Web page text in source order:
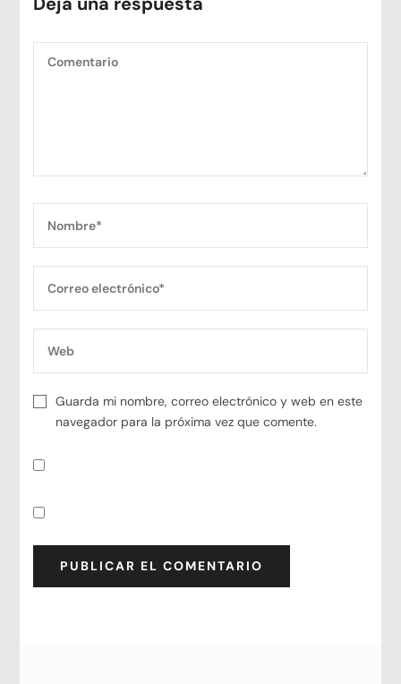
Guarda mi nombre, correo electrónico y web en este
navegador para la próxima vez que comente.